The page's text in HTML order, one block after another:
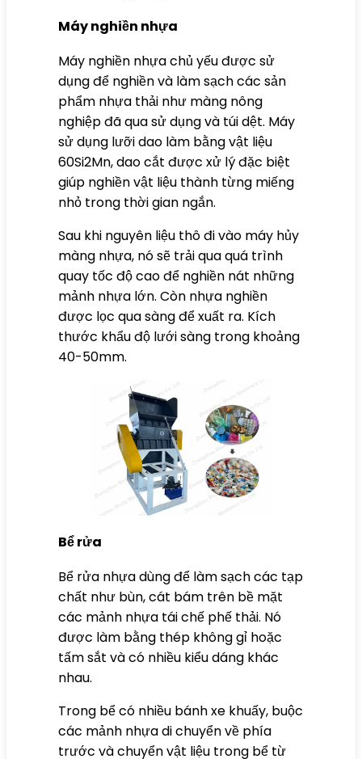
Máy nghiền nhựa
Máy nghiền nhựa chủ yếu được sử
dụng để nghiền và làm sạch các sản
phẩm nhựa thải như màng nông
nghiệp đã qua sử dụng và túi dệt. Máy
sử dụng lưỡi dao làm bằng vật liệu
60Si2Mn, dao cắt được xử lý đặc biệt
giúp nghiền vật liệu thành từng miếng
nhỏ trong thời gian ngắn.
Sau khi nguyên liệu thô đi vào máy hủy
màng nhựa, nó sẽ trải qua quá trình
quay tốc độ cao để nghiền nát những
mảnh nhựa lớn. Còn nhựa nghiền
được lọc qua sàng để xuất ra. Kích
thước khẩu độ lưới sàng trong khoảng
40-50mm.
Bể rửa
Bể rửa nhựa dùng để làm sạch các tạp
chất như bùn, cát bám trên bề mặt
các mảnh nhựa tái chế phế thải. Nó
được làm bằng thép không gỉ hoặc
tấm sắt và có nhiều kiểu dáng khác
nhau.
Trong bể có nhiều bánh xe khuấy, buộc
các mảnh nhựa di chuyển về phía
trước và chuyển vật liệu trong bể từ